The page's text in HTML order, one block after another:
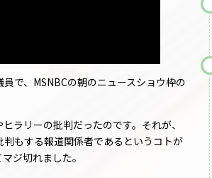
で、MSNBCの朝のニュースショウ枠の
ラリーの批判だったのです。それが、
もする報道関係者であるというコトが
ジ切れました。